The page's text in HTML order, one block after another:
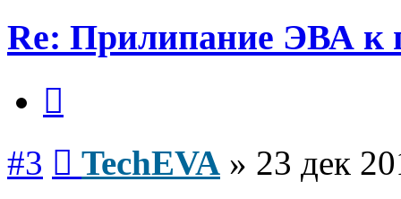
Re: Прилипание ЭВА к
#3 TechEVA » 23 дек